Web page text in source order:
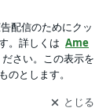
け取りまし
開く